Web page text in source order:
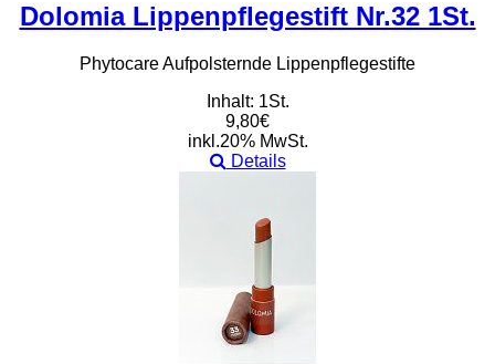
Dolomia Lippenpflegestift Nr.32 1St.
Phytocare Aufpolsternde Lippenpflegestifte
Inhalt: 1St.
9,80€
inkl.20% MwSt.
Details